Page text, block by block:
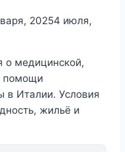
20254 июля,
о медицинской,
помощи
в Италии. Условия
жильё и